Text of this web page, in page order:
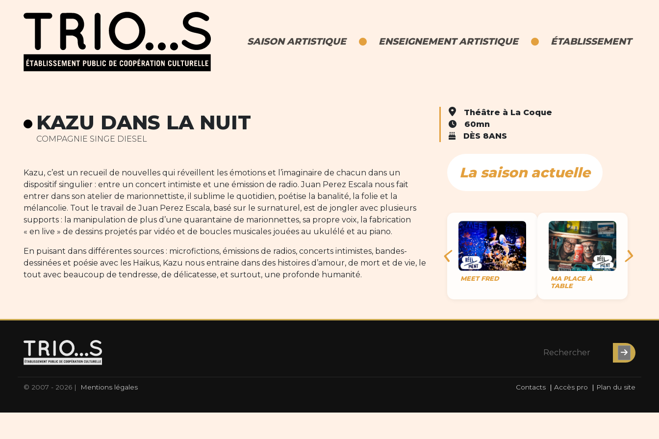
SAISON ARTISTIQUE ENSEIGNEMENT ARTISTIQUE ÉTABLISSEMENT
KAZU DANS LA NUIT
COMPAGNIE SINGE DIESEL
Kazu, c’est un recueil de nouvelles qui réveillent les émotions et l’imaginaire de chacun dans un
dispositif singulier : entre un concert intimiste et une émission de radio. Juan Perez Escala nous fait
entrer dans son atelier de marionnettiste, il sublime le quotidien, poétise la banalité, la folie et la
mélancolie. Tout le travail de Juan Perez Escala, basé sur le surnaturel, est de jongler avec plusieurs
supports : la manipulation de plus d’une quarantaine de marionnettes, sa propre voix, la fabrication
« en live » de dessins projetés par vidéo et de boucles musicales jouées au ukulélé et au piano.
En puisant dans différentes sources : microfictions, émissions de radios, concerts intimistes, bandes-
dessinées et poésie avec les Haikus, Kazu nous entraine dans des histoires d’amour, de mort et de vie, le
tout avec beaucoup de tendresse, de délicatesse, et surtout, une profonde humanité.
Théâtre à La Coque
60mn
DÈS 8ANS
La saison actuelle
MEET FRED
MA PLACE À
TABLE
© 2007 - 2026 | Mentions légales Contacts | Accès pro | Plan du site